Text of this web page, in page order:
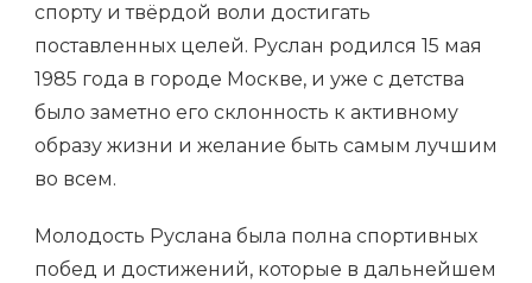
спорту и твёрдой воли достигать
поставленных целей. Руслан родился 15 мая
1985 года в городе Москве, и уже с детства
было заметно его склонность к активному
образу жизни и желание быть самым лучшим
во всем.
Молодость Руслана была полна спортивных
побед и достижений, которые в дальнейшем